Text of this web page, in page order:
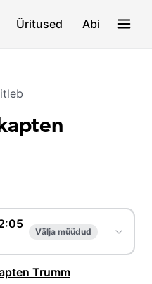
Üritused Abi
Välja müüdud
Trumm